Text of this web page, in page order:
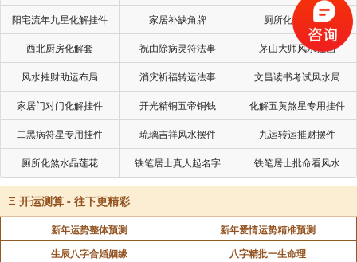
等动物时，他就致力劝止并给钱以放生，他平时劝人
说：“少年时，必须培养爱惜仁慈物命的美德，不可令他
养成残忍好杀的坏习气。”他如是于一生中劝人行善断
恶，后来得重病将死时，于自己觉知的境界中圣尊告诉
曰：“你平生放生，有极大功德，将可增福延寿三十六
年。”因而得以复活，九十七岁时无病善逝。此类事不胜
枚举。
放生中的大放生
曾经有人问海涛法师：“师父!假如我们买了动物以
后，赶快给它放生;另一种情况是没有钱买动物，但我们
阳宅流年九星化解挂件 家居补缺角牌 厕所化秽气煞套
西北厨房化解套 祝由除病灵符法事 茅山大师风水挂画
风水摧财助运布局 消灾祈福转运法事 文昌读书考试风水局
家居门对门化解挂件 开光精铜五帝铜钱 化解五黄煞星专用挂件
二黑病符星专用挂件 琉璃吉祥风水摆件 九运转运摧财摆件
厕所化煞水晶莲花 铁笔居士真人起名字 铁笔居士批命看风水
Ξ 开运测算 - 往下更精彩
新年运势整体预测
新年爱情运势精准预测
生辰八字合婚姻缘
八字精批一生命理